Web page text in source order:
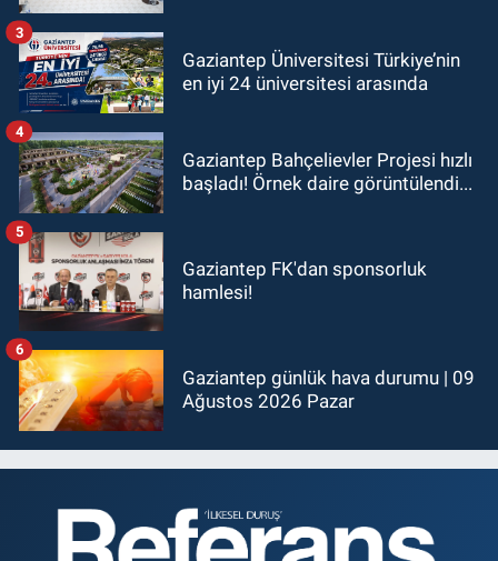
Gaziantep Üniversitesi Türkiye’nin
en iyi 24 üniversitesi arasında
3
Gaziantep Bahçelievler Projesi hızlı
başladı! Örnek daire görüntülendi...
4
Gaziantep FK'dan sponsorluk
hamlesi!
5
Gaziantep günlük hava durumu | 09
Ağustos 2026 Pazar
6